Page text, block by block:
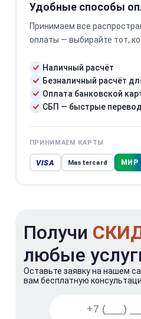
Удобные способы
Принимаем все
оплаты — выбирайте тот,
Наличный расчёт
Безналичный расчёт
Оплата банковской
СБП — быстрые
ПРИНИМАЕМ КАРТЫ
VISA Mastercard МИР
Получи
любые
Оставьте заявку на нашем
вам бесплатную